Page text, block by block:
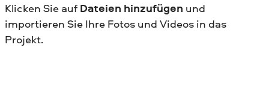
Klicken Sie auf Dateien hinzufügen und
importieren Sie Ihre Fotos und Videos in das
Projekt.